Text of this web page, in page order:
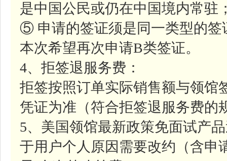
是中国公民或仍在中国境内常驻
⑤ 申请的签证须是同一类型的签
本次希望再次申请B类签证。
4、拒签退服务费：
拒签按照订单实际销售额与领馆
凭证为准（符合拒签退服务费的
5、美国领馆最新政策免面试产
于用户个人原因需要改约（含申